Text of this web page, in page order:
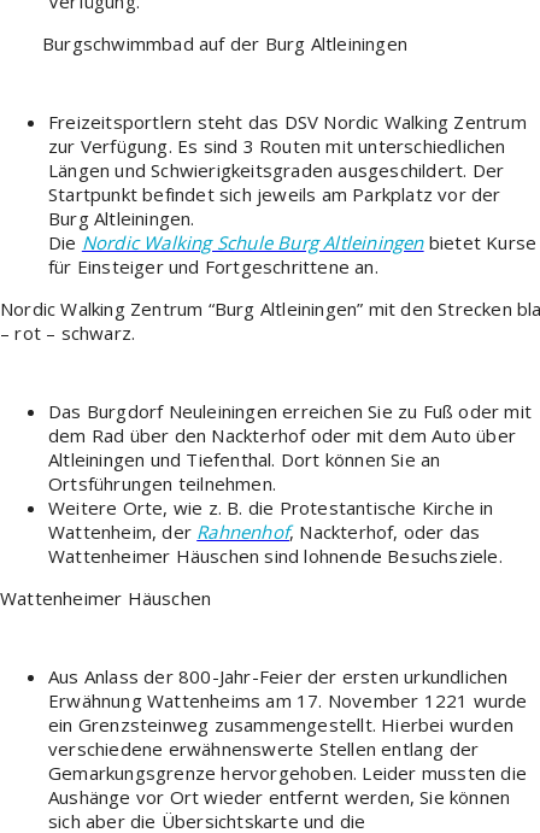
Burgschwimmbad auf der Burg Altleiningen
Freizeitsportlern steht das DSV Nordic Walking Zentrum
zur Verfügung. Es sind 3 Routen mit unterschiedlichen
Längen und Schwierigkeitsgraden ausgeschildert. Der
Startpunkt befindet sich jeweils am Parkplatz vor der
Burg Altleiningen.
Die Nordic Walking Schule Burg Altleiningenbietet Kurse
für Einsteiger und Fortgeschrittene an.
Nordic Walking Zentrum “Burg Altleiningen” mit den Strecken
– rot – schwarz.
Das Burgdorf Neuleiningen erreichen Sie zu Fuß oder mit
dem Rad über den Nackterhof oder mit dem Auto über
Altleiningen und Tiefenthal. Dort können Sie an
Ortsführungen teilnehmen.
Weitere Orte, wie z. B. die Protestantische Kirche in
Wattenheim, der Rahnenhof, Nackterhof, oder das
Wattenheimer Häuschen sind lohnende Besuchsziele.
Wattenheimer Häuschen
Aus Anlass der 800-Jahr-Feier der ersten urkundlichen
Erwähnung Wattenheims am 17. November 1221 wurde
ein Grenzsteinweg zusammengestellt. Hierbei wurden
verschiedene erwähnenswerte Stellen entlang der
Gemarkungsgrenze hervorgehoben. Leider mussten die
Aushänge vor Ort wieder entfernt werden, Sie können
sich aber die Übersichtskarte und die